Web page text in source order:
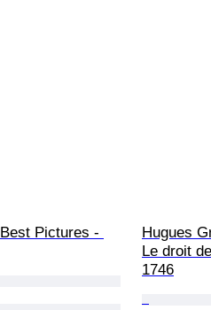
Pictures -
Hugues
Le droit
1746